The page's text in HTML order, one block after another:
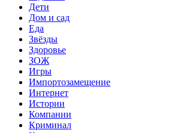
Дети
Дом и сад
Еда
Звёзды
Здоровье
ЗОЖ
Игры
Импортозамещение
Интернет
Истории
Компании
Криминал